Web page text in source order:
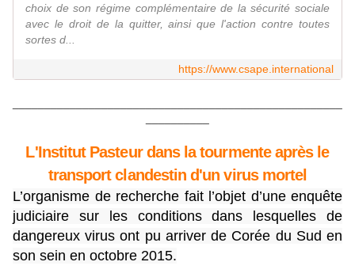
choix de son régime complémentaire de la sécurité sociale
avec le droit de la quitter, ainsi que l'action contre toutes
sortes d...
https://www.csape.international
L'Institut Pasteur dans la tourmente après le
transport clandestin d'un virus mortel
L’organisme de recherche fait l’objet d’une enquête
judiciaire sur les conditions dans lesquelles de
dangereux virus ont pu arriver de Corée du Sud en
son sein en octobre 2015.